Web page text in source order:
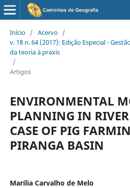
Início / Acervo /
v. 18 n. 64 (2017): Edição Especial -
da teoria à praxis
/
Artigos
ENVIRONMENTAL
PLANNING IN
CASE OF PIG
PIRANGA BASIN
Marília Carvalho de Melo